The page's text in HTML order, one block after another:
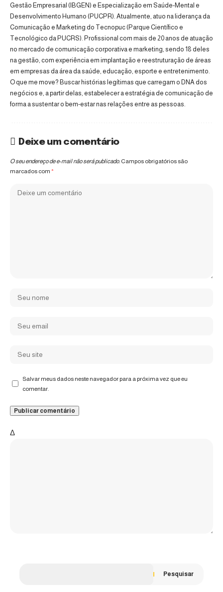
Gestão Empresarial (IBGEN) e Especialização em Saúde-Mental e
Desenvolvimento Humano (PUCPR). Atualmente, atuo na liderança da
Comunicação e Marketing do Tecnopuc (Parque Científico e
Tecnológico da PUCRS). Profissional com mais de 20 anos de atuação
no mercado de comunicação corporativa e marketing, sendo 18 deles
na gestão, com experiência em implantação e reestruturação de áreas
em empresas da área da saúde, educação, esporte e entretenimento.
O que me move? Buscar histórias legítimas que carregam o DNA dos
negócios e, a partir delas, estabelecer a estratégia de comunicação de
forma a sustentar o bem-estar nas relações entre as pessoas.
Deixe um comentário
O seu endereço de e-mail não será publicado. Campos obrigatórios são
marcados com *
Salvar meus dados neste navegador para a próxima vez que eu
comentar.
Δ
Pesquisar